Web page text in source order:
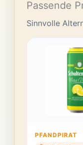
Passende
Sinnvolle
PFANDPIRAT